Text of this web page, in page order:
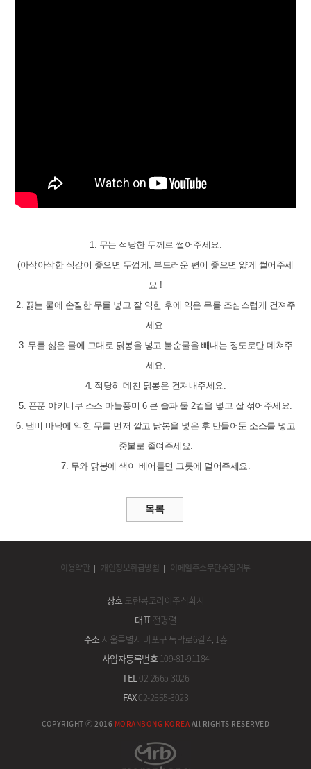
1. 무는 적당한 두께로 썰어주세요.
(아삭아삭한 식감이 좋으면 두껍게, 부드러운 편이 좋으면 얇게 썰어주세
요 !
2. 끓는 물에 손질한 무를 넣고 잘 익힌 후에 익은 무를 조심스럽게 건져주
세요.
3. 무를 삶은 물에 그대로 닭봉을 넣고 불순물을 빼내는 정도로만 데쳐주
세요.
4. 적당히 데친 닭봉은 건져내주세요.
5. 푼푼 야키니쿠 소스 마늘풍미 6 큰 술과 물 2컵을 넣고 잘 섞어주세요.
6. 냄비 바닥에 익힌 무를 먼저 깔고 닭봉을 넣은 후 만들어둔 소스를 넣고
중불로 졸여주세요.
7. 무와 닭봉에 색이 베어들면 그릇에 덜어주세요.
이용약관 개인정보취급방침 이메일주소무단수집거부
상호모란봉코리아주식회사
대표전평렬
주소서울특별시 마포구 독막로6길 4, 1층
사업자등록번호109-81-91184
TEL02-2665-3026
FAX02-2665-3023
COPYRIGHT ⓒ 2016 MORANBONG KOREA All RIGHTS RESERVED